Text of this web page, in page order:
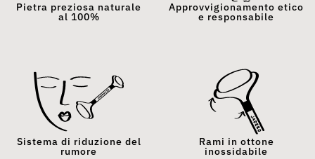
Pietra preziosa naturale
al 100%
Approvvigionamento etico
e responsabile
Sistema di riduzione del
rumore
Rami in ottone
inossidabile